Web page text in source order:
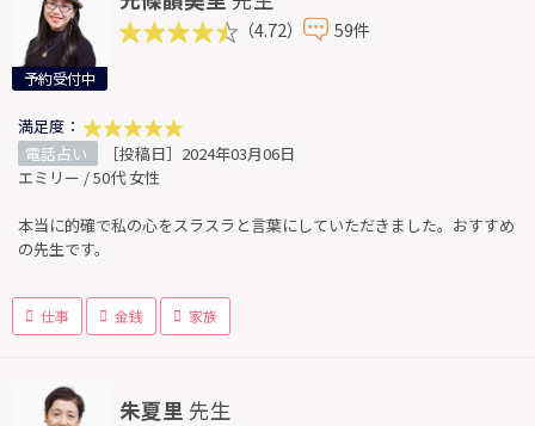
予約受付中
（4.72） 59件
満足度：
電話占い
［投稿日］2024年03月06日
エミリー / 50代 女性
本当に的確で私の心をスラスラと言葉にしていただきました。おすすめ
の先生です。
仕事 金銭 家族
朱夏里 先生